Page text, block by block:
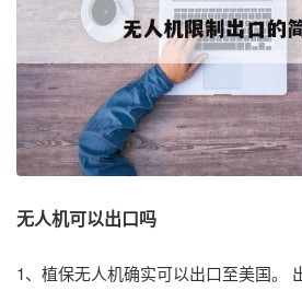
无人机可以出口吗
1、植保无人机确实可以出口至美国。